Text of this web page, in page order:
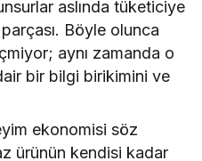
aslında tüketiciye
Böyle olunca
aynı zamanda o
bir bilgi birikimini ve
ekonomisi söz
ürünün kendisi kadar